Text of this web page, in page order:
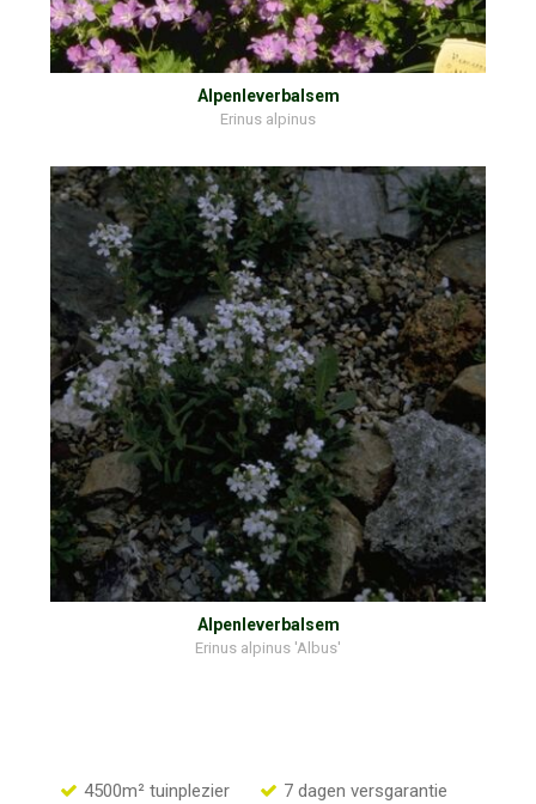
Alpenleverbalsem
Erinus alpinus
Alpenleverbalsem
Erinus alpinus 'Albus'
4500m² tuinplezier 7 dagen versgarantie